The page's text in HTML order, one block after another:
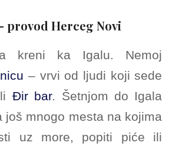
provod Herceg Novi
kreni ka Igalu. Nemoj
– vrvi od ljudi koji sede
Đir bar. Šetnjom do Igala
još mnogo mesta na kojima
uz more, popiti piće ili